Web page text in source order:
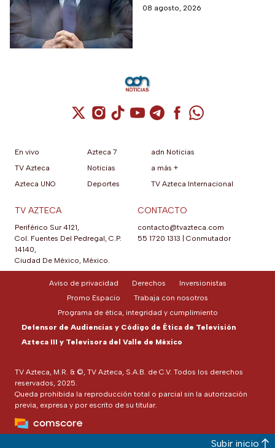
pesar del tratamiento.
08 agosto, 2026
Cuenta de X / Twitter (se abre en una
Cuenta de Instagram (se abre en una
Cuenta de TikTok (se abre en
Cuenta de YouTube (se abre
Cuenta de Telegram (se
Cuenta de
Cuenta de
En vivo
TV Azteca
Azteca UNO
Azteca 7
Noticias
Deportes
adn Noticias
a más +
TV Azteca Internacional
TV AZTECA
Periférico Sur 4121,
Col. Fuentes Del Pedregal, C.P.
14140,
Ciudad De México, México.
CONTACTO
contacto@tvazteca.com
55 1720 1313
Conmutador
TV Azteca, M.R. & ©, TV Azteca, S.A.B. de C.V. Todos los derechos
reservados, 2025.
Queda prohibida la reproducción total o parcial sin la autorización
previa, expresa y por escrito de su titular.
Aviso de privacidad Derechos
Inversionistas
Promo Espacio
Trabaja con nosotros
Programa de ética, integridad y cumplimiento
Defensor de Audiencias y Código de Ética de Televisión
Azteca III y Televisora del Valle de México
Subir inicio